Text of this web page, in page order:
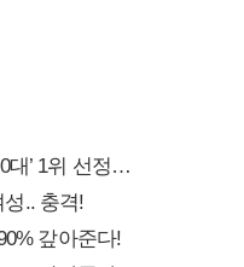
대’ 1위 선정…
.. 충격!
갚아준다!